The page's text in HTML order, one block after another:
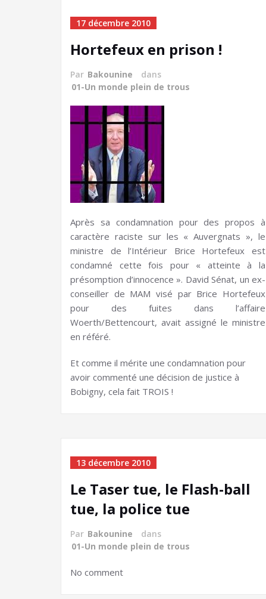
17 décembre 2010
Hortefeux en prison !
Par Bakounine
dans
01-Un monde plein de trous
Après sa condamnation pour des propos à
caractère raciste sur les « Auvergnats », le
ministre de l’Intérieur Brice Hortefeux est
condamné cette fois pour « atteinte à la
présomption d’innocence ». David Sénat, un ex-
conseiller de MAM visé par Brice Hortefeux
pour des fuites dans l’affaire
Woerth/Bettencourt, avait assigné le ministre
en référé.
Et comme il mérite une condamnation pour
avoir commenté une décision de justice à
Bobigny, cela fait TROIS !
13 décembre 2010
Le Taser tue, le Flash-ball
tue, la police tue
Par Bakounine
dans
01-Un monde plein de trous
No comment